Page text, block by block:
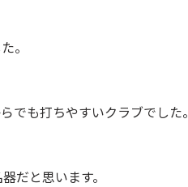
。
でも打ちやすいクラブでした。
だと思います。